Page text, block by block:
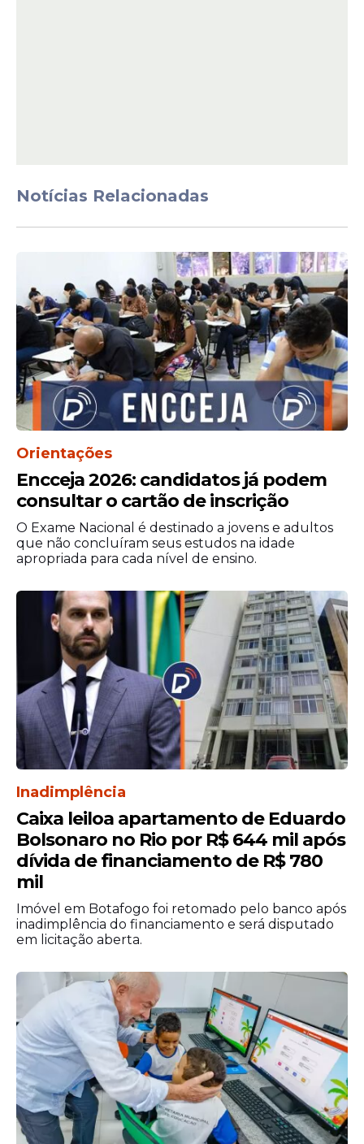
após afirmar que Erika
verdade": "Eu não vou
muda"
Solicitação
Partido Novo pede
cassação de Erika Hilton
por reação a comentário de
Ratinho
Veja Também
A fala ocorre dias depois de o apresentador
ser alvo de críticas nas redes sociais, onde
internautas e figuras públicas classificaram
suas declarações anteriores como
transfóbicas.
No novo posicionamento, Ratinho afirmou
que teve seu nome “envolvido em um
verdadeiro furacão” após emitir sua opinião
mensagens recebidas e disse que a maioria
dos comentários foi favorável.
Em um dos trechos mais enfáticos do
discurso, Ratinho criticou o que chamou
de “patrulhamento” e “lacração” nos
tempos atuais, sugerindo que opiniões
como a dele são mais contestadas hoje do
que no início de sua carreira.
Notícias Relacionadas
Orientações
Encceja 2026: candidatos já podem
consultar o cartão de inscrição
O Exame Nacional é destinado a jovens e adultos
que não concluíram seus estudos na idade
apropriada para cada nível de ensino.
Inadimplência
Caixa leiloa apartamento de Eduardo
Bolsonaro no Rio por R$ 644 mil após
dívida de financiamento de R$ 780
mil
Imóvel em Botafogo foi retomado pelo banco após
inadimplência do financiamento e será disputado
em licitação aberta.